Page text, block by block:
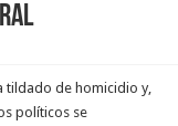
tildado de homicidio y,
políticos se